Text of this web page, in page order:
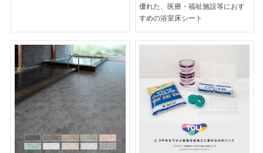
優れた、医療・福祉施設等におす
すめの浴室床シート